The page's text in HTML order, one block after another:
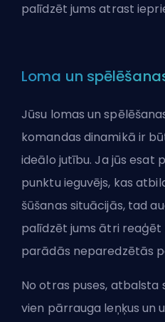
palīdzēt jums atrast
Loma un
Jūsu lomas un
komandas dinamikā ir
ideālo jutību. Ja jūs esat
punktu ieguvējs, kas
šūšanas situācijās, tad
palīdzēt jums ātri reaģēt
parādās neparedzētās
No otras puses, atbalsta
vien pārrauga leņķus un